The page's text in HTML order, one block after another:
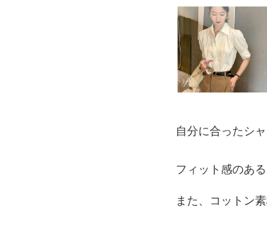
自分に合ったシ
フィット感のあ
また、コットン